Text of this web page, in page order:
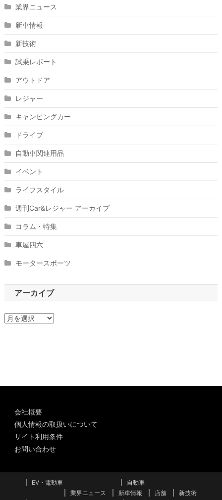
業界ニュース
新車情報
新技術
試乗レポート
アウトドア
レジャー
キャンピングカー
ドライブ
自動車関連用品
イベント
ライフスタイル
週刊Car&レジャー アーカイブ
コラム・特集
車屋四六
モータースポーツ
アーカイブ
ア
会社概要
個人情報の取扱いについて
サイト利用条件
お問い合わせ
EV・電動車
自動車
業界ニュース
新車情報 店舗
新技術